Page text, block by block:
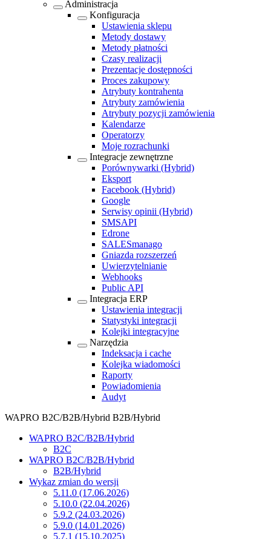
Administracja
Konfiguracja
Ustawienia sklepu
Metody dostawy
Metody płatności
Czasy realizacji
Prezentacje dostępności
Proces zakupowy
Atrybuty kontrahenta
Atrybuty zamówienia
Atrybuty pozycji zamówienia
Kalendarze
Operatorzy
Moje rozrachunki
Integracje zewnętrzne
Porównywarki (Hybrid)
Eksport
Facebook (Hybrid)
Google
Serwisy opinii (Hybrid)
SMSAPI
Edrone
SALESmanago
Gniazda rozszerzeń
Uwierzytelnianie
Webhooks
Public API
Integracja ERP
Ustawienia integracji
Statystyki integracji
Kolejki integracyjne
Narzędzia
Indeksacja i cache
Kolejka wiadomości
Raporty
Powiadomienia
Audyt
WAPRO B2C/B2B/Hybrid B2B/Hybrid
WAPRO B2C/B2B/Hybrid
B2C
WAPRO B2C/B2B/Hybrid
B2B/Hybrid
Wykaz zmian do wersji
5.11.0 (17.06.2026)
5.10.0 (22.04.2026)
5.9.2 (24.03.2026)
5.9.0 (14.01.2026)
5.7.1 (15.10.2025)